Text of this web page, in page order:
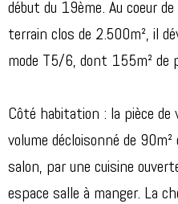
début du 19ème. Au coeur
terrain clos de 2.500m², il
mode T5/6, dont 155m² de
Côté habitation : la pièce de
volume décloisonné de
salon, par une cuisine
espace salle à manger. La